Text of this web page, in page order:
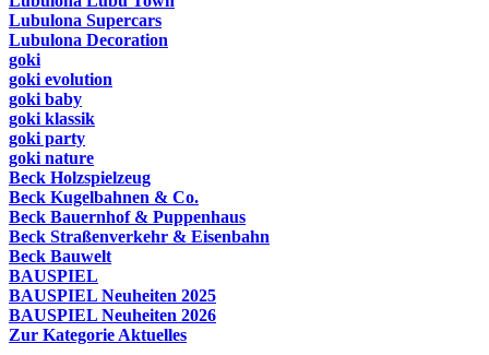
Lubulona Supercars
Lubulona Decoration
goki
goki evolution
goki baby
goki klassik
goki party
goki nature
Beck Holzspielzeug
Beck Kugelbahnen & Co.
Beck Bauernhof & Puppenhaus
Beck Straßenverkehr & Eisenbahn
Beck Bauwelt
BAUSPIEL
BAUSPIEL Neuheiten 2025
BAUSPIEL Neuheiten 2026
Zur Kategorie Aktuelles